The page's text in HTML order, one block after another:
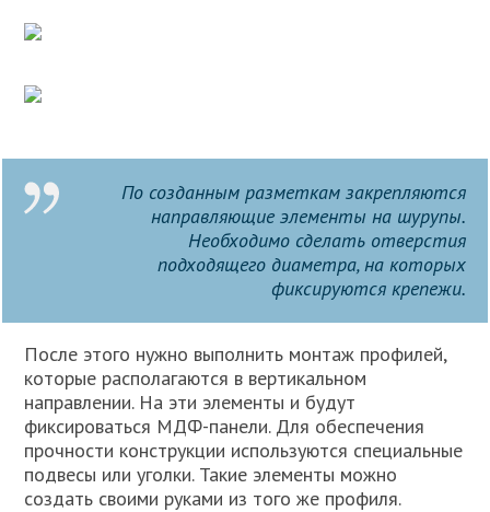
По созданным разметкам закрепляются
направляющие элементы на шурупы.
Необходимо сделать отверстия
подходящего диаметра, на которых
фиксируются крепежи.
После этого нужно выполнить монтаж профилей,
которые располагаются в вертикальном
направлении. На эти элементы и будут
фиксироваться МДФ-панели. Для обеспечения
прочности конструкции используются специальные
подвесы или уголки. Такие элементы можно
создать своими руками из того же профиля.